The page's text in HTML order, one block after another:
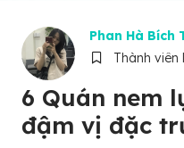
Phan Hà Bích
Thành viên
6 Quán nem
đậm vị đặc